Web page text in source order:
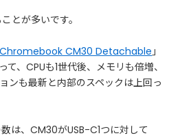
とが多いです。
Chromebook CM30 Detachable」
、CPUも1世代後、メモリも倍増、
ンも最新と内部のスペックは上回っ
は、CM30がUSB-C1つに対して